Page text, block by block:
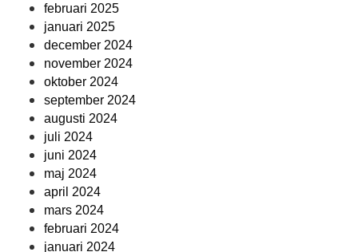
februari 2025
januari 2025
december 2024
november 2024
oktober 2024
september 2024
augusti 2024
juli 2024
juni 2024
maj 2024
april 2024
mars 2024
februari 2024
januari 2024